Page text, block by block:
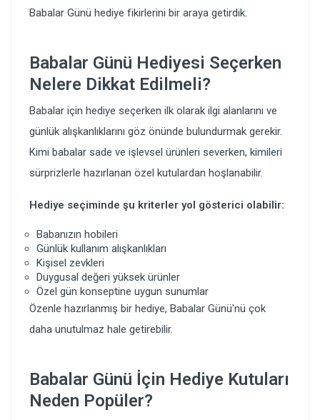
Babalar Günü hediye fikirlerini bir araya getirdik.
Babalar Günü Hediyesi Seçerken
Nelere Dikkat Edilmeli?
Babalar için hediye seçerken ilk olarak ilgi alanlarını ve
günlük alışkanlıklarını göz önünde bulundurmak gerekir.
Kimi babalar sade ve işlevsel ürünleri severken, kimileri
sürprizlerle hazırlanan özel kutulardan hoşlanabilir.
Hediye seçiminde şu kriterler yol gösterici olabilir:
Babanızın hobileri
Günlük kullanım alışkanlıkları
Kişisel zevkleri
Duygusal değeri yüksek ürünler
Özel gün konseptine uygun sunumlar
Özenle hazırlanmış bir hediye, Babalar Günü'nü çok
daha unutulmaz hale getirebilir.
Babalar Günü İçin Hediye Kutuları
Neden Popüler?